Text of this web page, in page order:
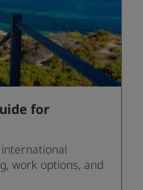
for
work options, and